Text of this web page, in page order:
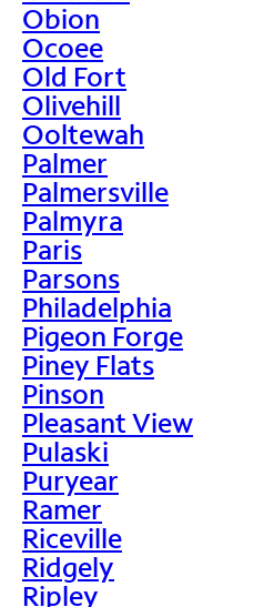
Obion
Ocoee
Old Fort
Olivehill
Ooltewah
Palmer
Palmersville
Palmyra
Paris
Parsons
Philadelphia
Pigeon Forge
Piney Flats
Pinson
Pleasant View
Pulaski
Puryear
Ramer
Riceville
Ridgely
Ripley